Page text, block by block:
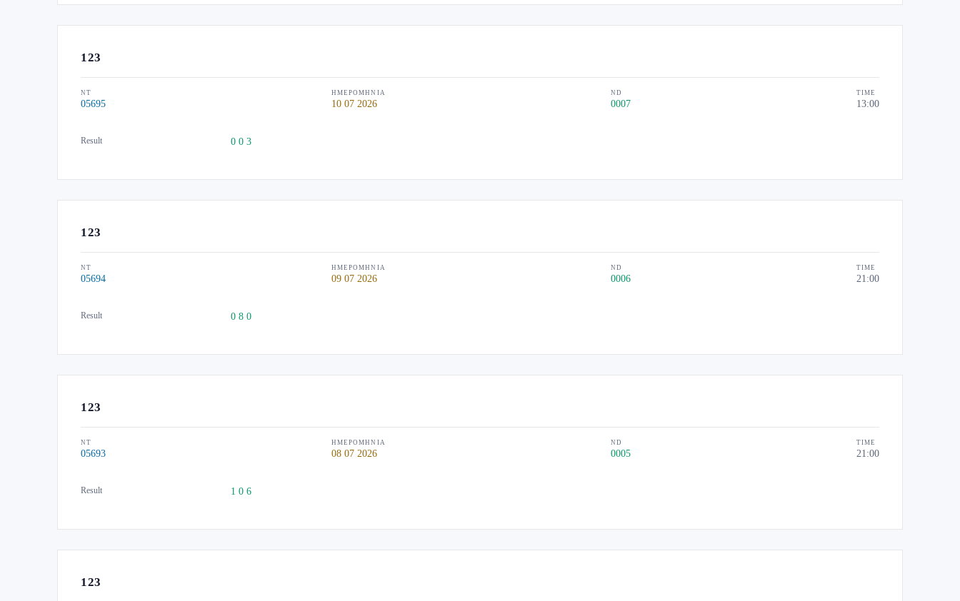
123
NT
05695
ΗΜΕΡΟΜΗΝΊΑ
10 07 2026
ND
0007
TIME
13:00
Result 0 0 3
123
NT
05694
ΗΜΕΡΟΜΗΝΊΑ
09 07 2026
ND
0006
TIME
21:00
Result 0 8 0
123
NT
05693
ΗΜΕΡΟΜΗΝΊΑ
08 07 2026
ND
0005
TIME
21:00
Result 1 0 6
123